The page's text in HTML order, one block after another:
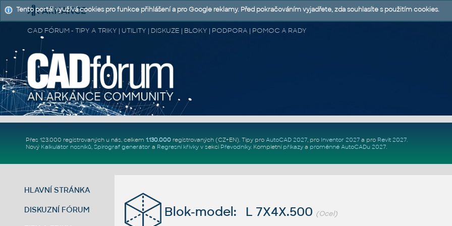
CAD FÓRUM - TIPY A TRIKY | UTILITY | DISKUZE | BLOKY | PODPORA | POMOC A RADY
Přes 123.000 registrovaných u nás, celkem 1.130.000registrovaných (CZ+EN). Tipy pro AutoCAD 2027, pro Inventor 2027a pro Revit 2027.
Nový Kalkulátor nosníků, Spirograf generátor a Regresní křivkyv sekci Převodníky. Kompletní příkazya proměnné AutoCADu 2027.
HLAVNÍ STRÁNKA
DISKUZNÍ FÓRUM Blok-model: L 7X4X.500 (Ocel)
Tento portál využívá cookies pro funkce přihlášení a pro Google reklamy. Před pokračováním vyjadřete, zda souhlasíte s použitím cookies.